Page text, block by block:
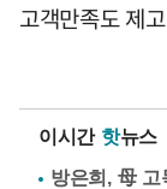
고객만족도 제
이시간 핫뉴스
방은희, 母